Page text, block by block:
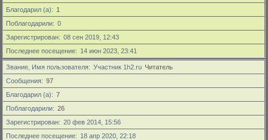
Благодарил (а)
1
Поблагодарили
0
Зарегистрирован
08 сен 2019, 12:43
Последнее посещение
14 июн 2023, 23:41
Звание, Имя пользователя Участник 1h2.ru Читатель
Сообщения
97
Благодарил (а)
7
Поблагодарили
26
Зарегистрирован
20 фев 2014, 15:56
Последнее посещение
18 апр 2020, 22:18